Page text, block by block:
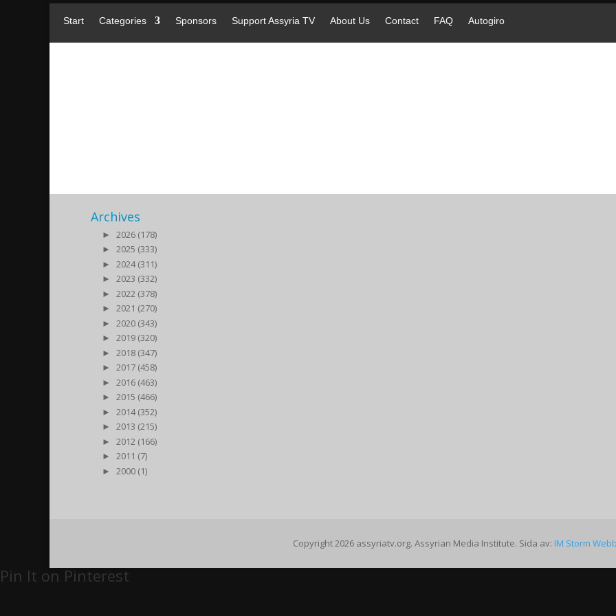
Start Categories Sponsors Support Assyria TV About Us Contact FAQ Autogiro
Archives
►
2026 (178)
►
2025 (333)
►
2024 (311)
►
2023 (332)
►
2022 (378)
►
2021 (270)
►
2020 (343)
►
2019 (320)
►
2018 (347)
►
2017 (458)
►
2016 (463)
►
2015 (466)
►
2014 (352)
►
2013 (215)
►
2012 (166)
►
2011 (7)
►
2000 (1)
Copyright 2026 assyriatv.org. Assyrian Media Institute. Sida av: IM Storm
Pin It on Pinterest